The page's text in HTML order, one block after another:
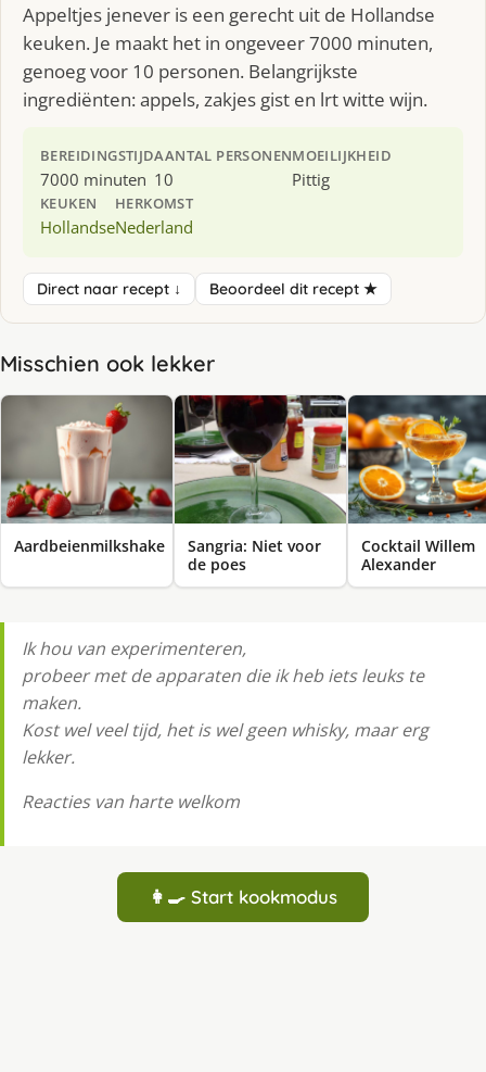
Appeltjes jenever is een gerecht uit de Hollandse
keuken. Je maakt het in ongeveer 7000 minuten,
genoeg voor 10 personen. Belangrijkste
ingrediënten: appels, zakjes gist en lrt witte wijn.
BEREIDINGSTIJD
7000 minuten
AANTAL PERSONEN
10
MOEILIJKHEID
Pittig
KEUKEN
Hollandse
HERKOMST
Nederland
Direct naar recept ↓ Beoordeel dit recept ★
Misschien ook lekker
Aardbeienmilkshake
Sangria: Niet voor
de poes
Cocktail Willem
Alexander
Ik hou van experimenteren,
probeer met de apparaten die ik heb iets leuks te
maken.
Kost wel veel tijd, het is wel geen whisky, maar erg
lekker.
Reacties van harte welkom
👩‍🍳 Start kookmodus